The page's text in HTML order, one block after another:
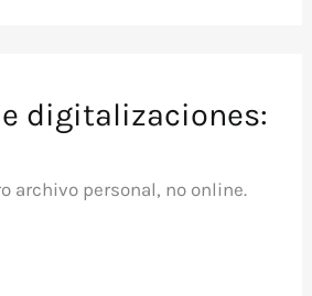
digitalizaciones:
archivo personal, no online.